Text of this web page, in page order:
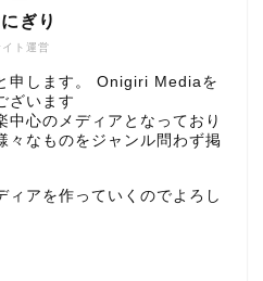
イト運営
ぎり
申します。 Onigiri Mediaを
ざいます
中心のメディアとなっており
々なものをジャンル問わず掲
ィアを作っていくのでよろし